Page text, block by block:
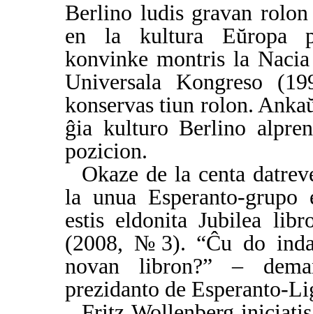
Berlino ludis gravan
en la kultura Eŭropa
konvinke montris la
Universala Kongreso
konservas tiun rolon.
ĝia kulturo Berlino
pozicion.
Okaze de la centa
la unua Esperanto-
estis eldonita Jubilea
(2008, №3). “Ĉu do
novan libron?” –
prezidanto de Esperanto-